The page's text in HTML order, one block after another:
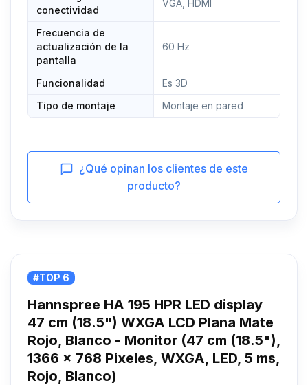
conectividad
VGA, HDMI
Frecuencia de
actualización de la
pantalla
60 Hz
Funcionalidad
Es 3D
Tipo de montaje
Montaje en pared
¿Qué opinan los clientes de este
producto?
#TOP 6
Hannspree HA 195 HPR LED display
47 cm (18.5") WXGA LCD Plana Mate
Rojo, Blanco - Monitor (47 cm (18.5"),
1366 x 768 Pixeles, WXGA, LED, 5 ms,
Rojo, Blanco)